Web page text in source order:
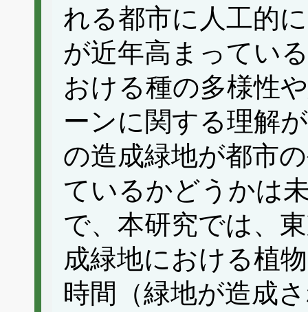
れる都市に人工的
が近年高まってい
おける種の多様性
ーンに関する理解
の造成緑地が都市
ているかどうかは
で、本研究では、
成緑地における植
時間（緑地が造成